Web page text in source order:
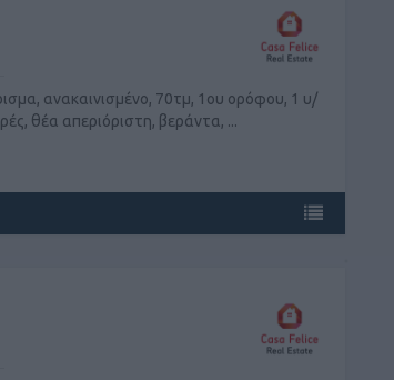
ανακαινισμένο, 70τμ, 1ου ορόφου, 1 υ/
θέα απεριόριστη, βεράντα, ...